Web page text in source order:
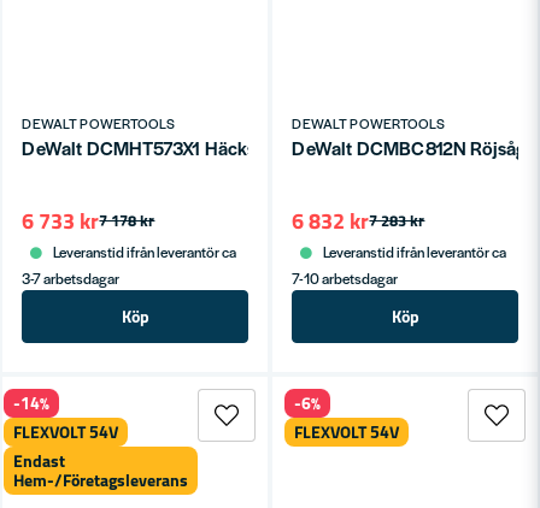
DEWALT POWERTOOLS
DeWalt DCMHT573X1 Häcksax 54V FLEXVOLT 660mm
7 178 kr
6 733 kr
Leveranstid ifrån leverantör ca
3-7 arbetsdagar
Köp
DEWALT POWERTOOLS
DeWalt DCMBC812N Röjsåg
7 283 kr
6 832 kr
Leveranstid ifrån leverantör ca
7-10 arbetsdagar
Köp
-14%
FLEXVOLT 54V
Endast
Hem-/Företagsleverans
-6%
FLEXVOLT 54V